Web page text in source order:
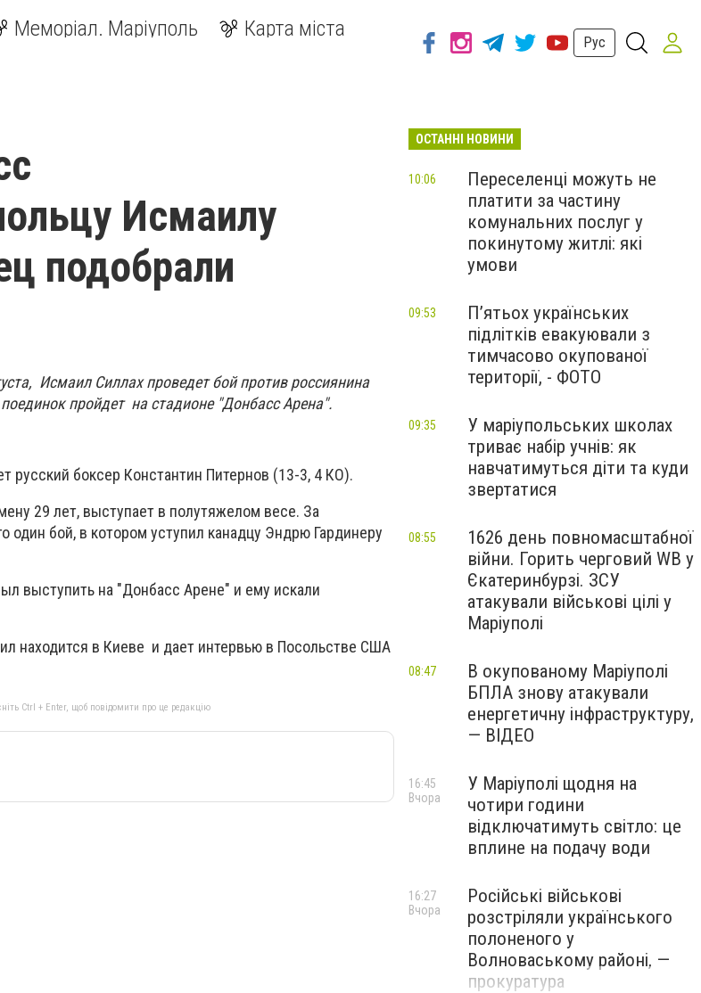
Меморіал. Маріуполь Карта міста
Рус
Исмаилу
подобрали
Исмаил Силлах проведет бой против россиянина
пройдет на стадионе "Донбасс Арена".
русский боксер Константин Питернов (13-3, 4 КО).
29 лет, выступает в полутяжелом весе. За
один бой, в котором уступил канадцу Эндрю Гардинеру
выступить на "Донбасс Арене" и ему искали
находится в Киеве и дает интервью в Посольстве США
Ctrl + Enter, щоб повідомити про це редакцію
ОСТАННІ НОВИНИ
Переселенці можуть не
платити за частину
комунальних послуг у
покинутому житлі: які
умови
10:06
П’ятьох українських
підлітків евакуювали з
тимчасово окупованої
території, - ФОТО
09:53
У маріупольських школах
триває набір учнів: як
навчатимуться діти та куди
звертатися
09:35
1626 день повномасштабної
війни. Горить черговий WB у
Єкатеринбурзі. ЗСУ
атакували військові цілі у
Маріуполі
08:55
В окупованому Маріуполі
БПЛА знову атакували
енергетичну інфраструктуру,
— ВІДЕО
08:47
У Маріуполі щодня на
чотири години
відключатимуть світло: це
вплине на подачу води
16:45
Вчора
Російські військові
розстріляли українського
полоненого у
Волноваському районі, —
прокуратура
16:27
Вчора